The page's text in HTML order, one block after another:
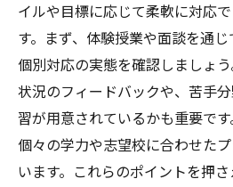
イルや目標に応じて柔軟に対応
す。まず、体験授業や面談を通
個別対応の実態を確認しましょ
状況のフィードバックや、苦手
習が用意されているかも重要です
個々の学力や志望校に合わせた
います。これらのポイントを押